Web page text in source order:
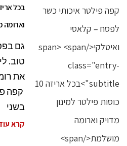
גם
טוב.
קפה
בשני
קרא